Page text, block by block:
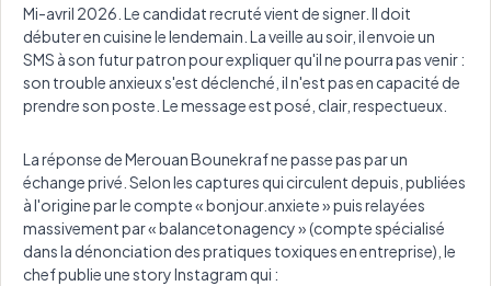
Mi-avril 2026. Le candidat recruté vient de signer. Il doit
débuter en cuisine le lendemain. La veille au soir, il envoie un
SMS à son futur patron pour expliquer qu'il ne pourra pas venir :
son trouble anxieux s'est déclenché, il n'est pas en capacité de
prendre son poste. Le message est posé, clair, respectueux.
La réponse de Merouan Bounekraf ne passe pas par un
échange privé. Selon les captures qui circulent depuis, publiées
à l'origine par le compte « bonjour.anxiete » puis relayées
massivement par « balancetonagency » (compte spécialisé
dans la dénonciation des pratiques toxiques en entreprise), le
chef publie une story Instagram qui :